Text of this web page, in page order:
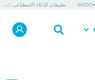
تطبيقات الذكاء الاصطناعي